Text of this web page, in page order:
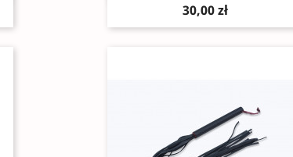
30,00 zł